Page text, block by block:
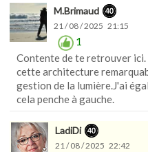
M.Brimaud
21 / 08 / 2025 21:15
1
Contente de te retrouver ici.
cette architecture
gestion de la lumière.J'ai
cela penche à gauche.
LadiDi
21 / 08 / 2025 22:42